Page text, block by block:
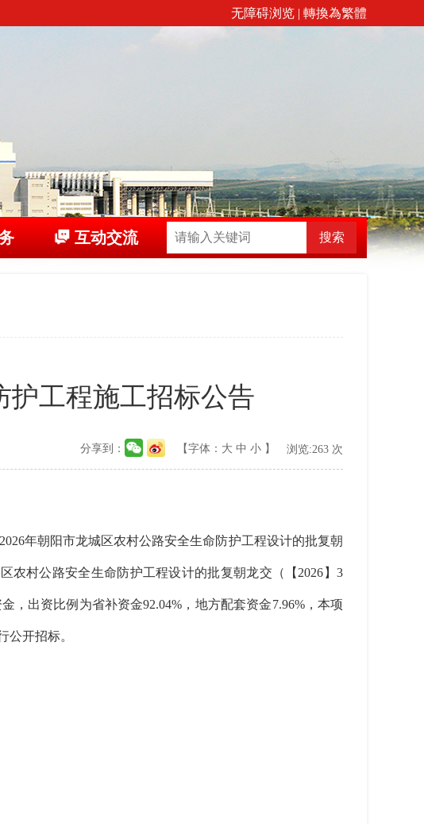
无障碍浏览 | 轉換為繁體
互动交流 搜索
护工程施工招标公告
【字体： 大 中 小 】 浏览:263 次
分享到：
年朝阳市龙城区农村公路安全生命防护工程设计的批复朝
农村公路安全生命防护工程设计的批复朝龙交（【2026】3
出资比例为省补资金92.04%，地方配套资金7.96%，本项
公开招标。